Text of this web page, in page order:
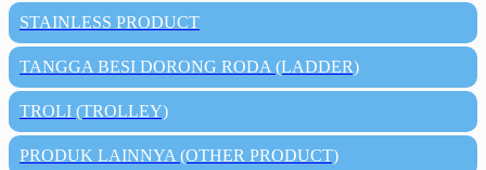
STAINLESS PRODUCT
TANGGA BESI DORONG RODA (LADDER)
TROLI (TROLLEY)
PRODUK LAINNYA (OTHER PRODUCT)